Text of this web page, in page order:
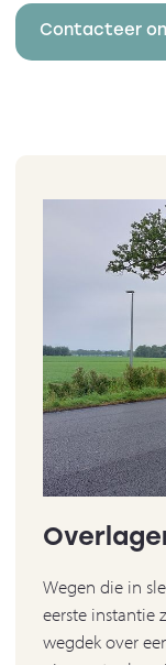
Contacteer
Wegen die in
eerste instantie
wegdek over